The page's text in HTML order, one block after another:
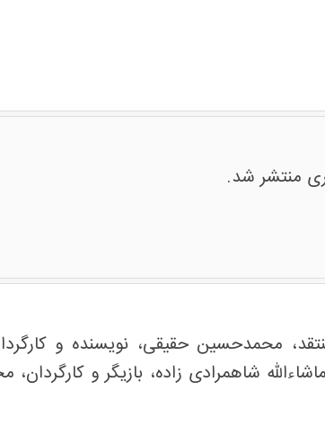
منتشر شد.
محمدحسین حقیقی، نویسنده و
شاهمرادی زاده، بازیگر و